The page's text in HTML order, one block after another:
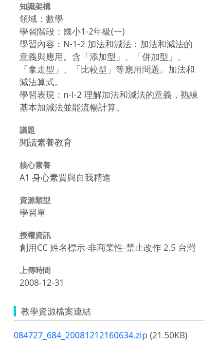
知識架構
領域：數學
學習階段：國小1-2年級(一)
學習內容：N-1-2 加法和減法：加法和減法的
意義與應用。含「添加型」、「併加型」、
「拿走型」、「比較型」等應用問題。加法和
減法算式。
學習表現：n-Ⅰ-2 理解加法和減法的意義，熟練
基本加減法並能流暢計算。
議題
閱讀素養教育
核心素養
A1 身心素質與自我精進
資源類型
學習單
授權資訊
創用CC 姓名標示-非商業性-禁止改作 2.5 台灣
上傳時間
2008-12-31
教學資源檔案連結
084727_684_20081212160634.zip (21.50KB)